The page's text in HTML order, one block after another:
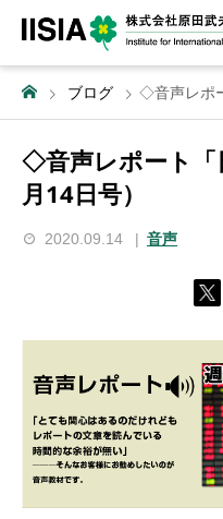
ブログ ◇音声レポー
◇音声レポート「
月14日号）
2020.09.14 音声